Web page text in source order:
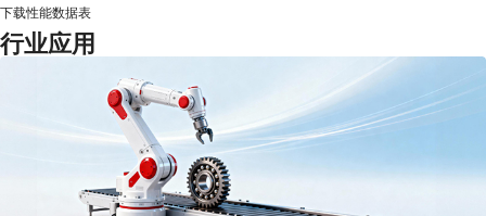
下载性能数据表
行业应用